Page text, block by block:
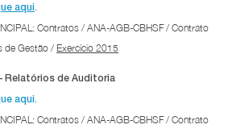
aqui.
Contratos / ANA-AGB-CBHSF / Contrato
de Gestão / Exercício 2015
Relatórios de Auditoria
aqui.
Contratos / ANA-AGB-CBHSF / Contrato